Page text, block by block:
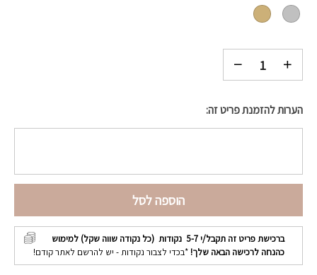
הערות להזמנת פריט זה:
הוספה לסל
ברכישת פריט זה תקבל/י5-7 נקודות (כל נקודה שווה שקל) למימוש
כהנחה לרכישה הבאה שלך! *בכדי לצבור נקודות - יש להרשם לאתר קודם!